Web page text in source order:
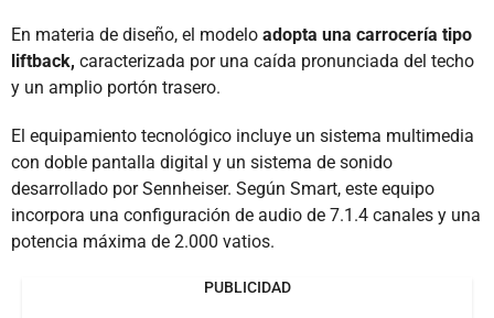
En materia de diseño, el modelo adopta una carrocería tipo
liftback, caracterizada por una caída pronunciada del techo
y un amplio portón trasero.
El equipamiento tecnológico incluye un sistema multimedia
con doble pantalla digital y un sistema de sonido
desarrollado por Sennheiser. Según Smart, este equipo
incorpora una configuración de audio de 7.1.4 canales y una
potencia máxima de 2.000 vatios.
PUBLICIDAD